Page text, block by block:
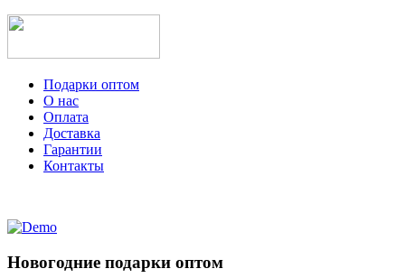
Подарки оптом
О нас
Оплата
Доставка
Гарантии
Контакты
Новогодние подарки оптом